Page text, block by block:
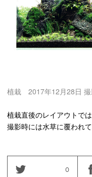
植栽 2017年12月28日 撮
植栽直後のレイアウトで
撮影時には水草に覆われ
0